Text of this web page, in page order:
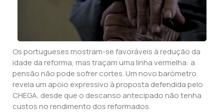
Os portugueses mostram-se favoráveis à redução da
idade da reforma, mas traçam uma linha vermelha: a
pensão não pode sofrer cortes. Um novo barómetro
revela um apoio expressivo à proposta defendida pelo
CHEGA, desde que o descanso antecipado não tenha
custos no rendimento dos reformados.